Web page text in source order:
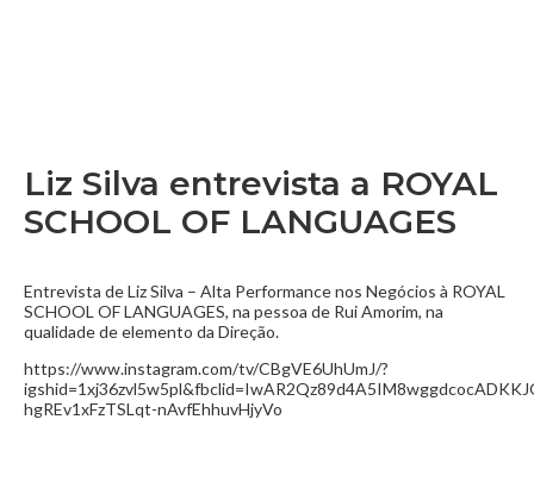
Liz Silva entrevista a ROYAL
SCHOOL OF LANGUAGES
Entrevista de Liz Silva – Alta Performance nos Negócios à ROYAL
SCHOOL OF LANGUAGES, na pessoa de Rui Amorim, na
qualidade de elemento da Direção.
https://www.instagram.com/tv/CBgVE6UhUmJ/?
hgREv1xFzTSLqt-nAvfEhhuvHjyVo